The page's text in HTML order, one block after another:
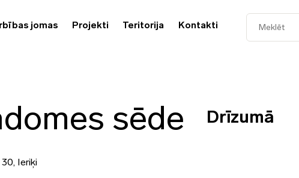
jomas Projekti Teritorija Kontakti
sēde
Ieriķi
Drīzumā